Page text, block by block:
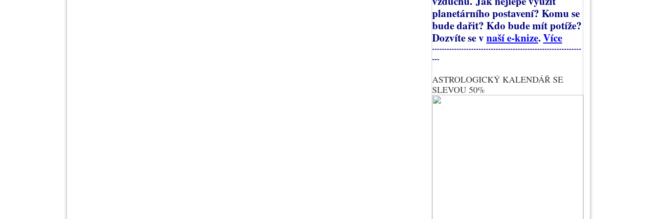
planetárního postavení? Komu se
bude dařit? Kdo bude mít potíže?
Dozvíte se vnaší e-knize.Více
-------------------------------------------------------------
---
ASTROLOGICKÝ KALENDÁŘ SE
SLEVOU 50%